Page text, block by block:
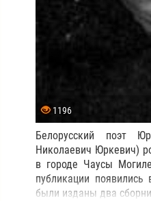
1196
Белорусский поэт
Николаевич Юркевич)
в городе Чаусы
публикации
были изданы два